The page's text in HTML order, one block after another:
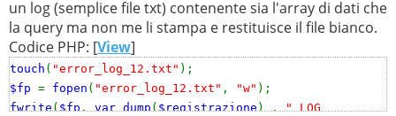
un log (semplice file txt) contenente sia l'array di dati che
la query ma non me li stampa e restituisce il file bianco.
Codice PHP: [View]
touch ( "error_log_12.txt" );
$fp = fopen ( "error_log_12.txt" , "w" );
fwrite ( $fp , var_dump ( $registrazione ) .
" LOG